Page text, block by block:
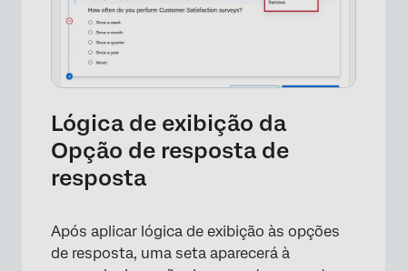
Lógica de exibição da
Opção de resposta de
resposta
Após aplicar lógica de exibição às opções
de resposta, uma seta aparecerá à